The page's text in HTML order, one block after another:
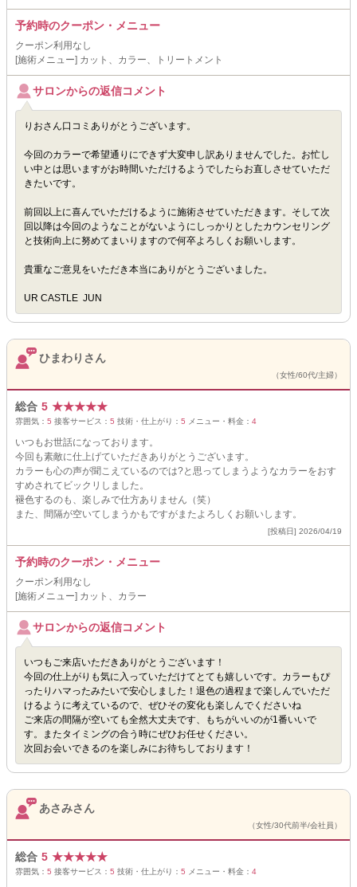
予約時のクーポン・メニュー
クーポン利用なし
[施術メニュー] カット、カラー、トリートメント
サロンからの返信コメント
りおさん口コミありがとうございます。
今回のカラーで希望通りにできず大変申し訳ありませんでした。お忙し
い中とは思いますがお時間いただけるようでしたらお直しさせていただ
きたいです。
前回以上に喜んでいただけるように施術させていただきます。そして次
回以降は今回のようなことがないようにしっかりとしたカウンセリング
と技術向上に努めてまいりますので何卒よろしくお願いします。
貴重なご意見をいただき本当にありがとうございました。
UR CASTLE JUN
ひまわりさん
（女性/60代/主婦）
総合 5 ★★★★★
雰囲気： 5 接客サービス： 5 技術・仕上がり： 5 メニュー・料金： 4
いつもお世話になっております。
今回も素敵に仕上げていただきありがとうございます。
カラーも心の声が聞こえているのでは?と思ってしまうようなカラーをおす
すめされてビックリしました。
褪色するのも、楽しみで仕方ありません（笑）
また、間隔が空いてしまうかもですがまたよろしくお願いします。
[投稿日] 2026/04/19
予約時のクーポン・メニュー
クーポン利用なし
[施術メニュー] カット、カラー
サロンからの返信コメント
いつもご来店いただきありがとうございます！
今回の仕上がりも気に入っていただけてとても嬉しいです。カラーもぴ
ったりハマったみたいで安心しました！退色の過程まで楽しんでいただ
けるように考えているので、ぜひその変化も楽しんでくださいね
ご来店の間隔が空いても全然大丈夫です、もちがいいのが1番いいで
す。またタイミングの合う時にぜひお任せください。
次回お会いできるのを楽しみにお待ちしております！
あさみさん
（女性/30代前半/会社員）
総合 5 ★★★★★
雰囲気： 5 接客サービス： 5 技術・仕上がり： 5 メニュー・料金： 4